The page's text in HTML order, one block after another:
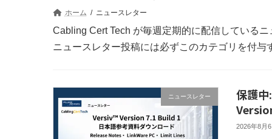
ホーム ニュースレター
Cabling Cert Tech が毎週定期的に配信している
ニュースレター投稿には必ずこのカテゴリを付与
ニュースレター
保護
2026年8月6